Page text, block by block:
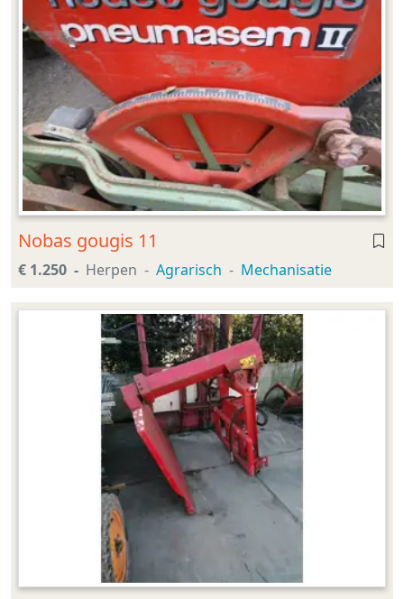
Nobas gougis 11
€ 1.250 Herpen Agrarisch Mechanisatie